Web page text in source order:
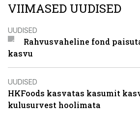
VIIMASED UUDISED
UUDISED
Rahvusvaheline fond
kasvu
UUDISED
HKFoods kasvatas kasumit
kulusurvest hoolimata